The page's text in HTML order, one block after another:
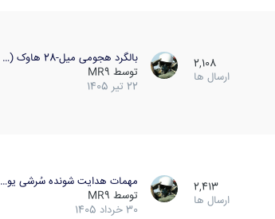
2,108
ارسال ها
بالگرد هجومی میل-28 هاوک (…
توسط MR9
22 تیر 1405
2,413
ارسال ها
مهمات هدایت شونده سُرشی یو…
توسط MR9
30 خرداد 1405